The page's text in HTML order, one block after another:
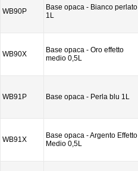
WB90P
Base opaca - Bianco perlato
1L
WB90X
Base opaca - Oro effetto
medio 0,5L
WB91P Base opaca - Perla blu 1L
WB91X
Base opaca - Argento Effetto
Medio 0,5L